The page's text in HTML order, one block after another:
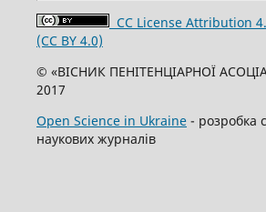
CC License Attribution
(CC BY 4.0)
© «ВІСНИК ПЕНІТЕНЦІАРНОЇ
2017
Open Science in Ukraine- розробка
наукових журналів